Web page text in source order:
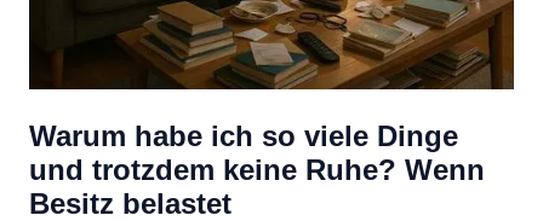
Warum habe ich so viele Dinge
und trotzdem keine Ruhe? Wenn
Besitz belastet